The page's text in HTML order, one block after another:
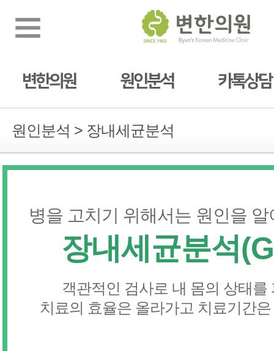
변한의원 원인분석 카톡상담
원인분석 > 장내세균분석
병을 고치기 위해서는 원인을
장내세균분석
객관적인 검사로 내 몸의 상태를
치료의 효율은 올라가고 치료기간